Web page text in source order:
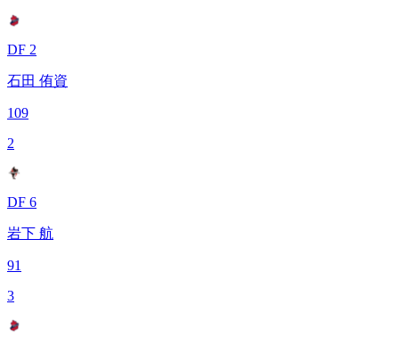
DF 2
石田 侑資
109
2
DF 6
岩下 航
91
3